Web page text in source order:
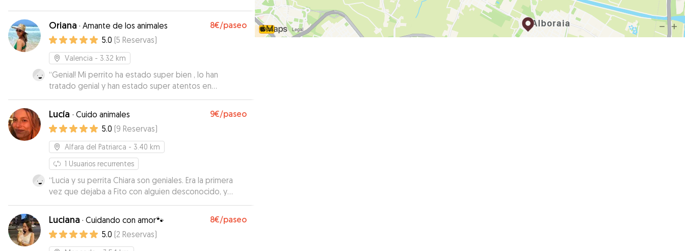
Oriana · Amante de los animales 8€/paseo
5.0 (5 Reservas)
Valencia - 3.32 km
“Genial! Mi perrito ha estado super bien , lo han
tratado genial y han estado super atentos en
informarme y que estuviera super bien! Lo recomiendo
a todo el mundo y seguro que repito! Muchísimas
gracias
”
Lucía · Cuido animales 9€/paseo
5.0 (9 Reservas)
Alfara del Patriarca - 3.40 km
1 Usuarios recurrentes
“Lucia y su perrita Chiara son geniales. Era la primera
vez que dejaba a Fito con alguien desconocido, y
estaba intranquila. Lucia lo ha tratado como a un hijo, y
su perrita Chiara se convirtió desde el minuto 1 en su
mejor amiga. Encantada de la vida !!
Luciana · Cuidando con amor🐾 8€/paseo
5.0 (2 Reservas)